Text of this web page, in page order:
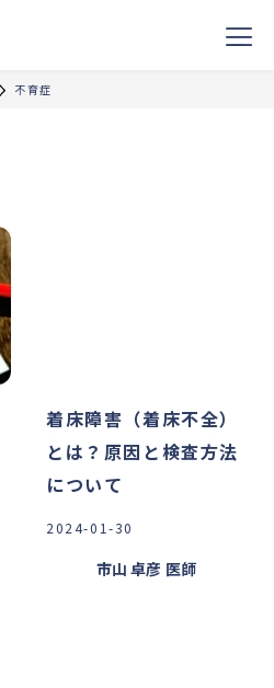
不育症
着床障害（着床不全）
とは？原因と検査方法
について
2024-01-30
市山 卓彦 医師